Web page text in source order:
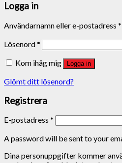
Logga in
Användarnamn eller e-postadress *
Lösenord*
Kom ihåg mig
Logga in
Glömt ditt lösenord?
Registrera
E-postadress *
A password will be sent to your
Dina personuppgifter kommer